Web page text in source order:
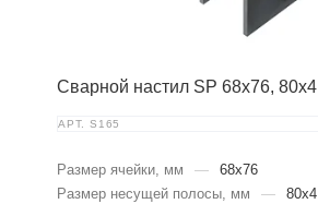
Сварной настил SP 68х76, 80х4
АРТ. S165
Размер ячейки, мм —
68x76
Размер несущей полосы, мм
— 80x4